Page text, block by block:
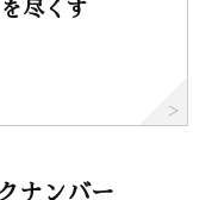
尽くす
ナンバー